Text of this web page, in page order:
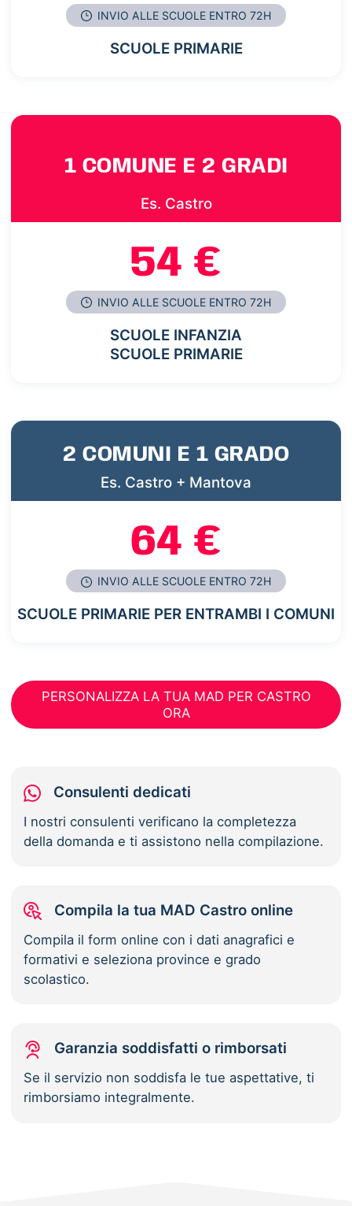
INVIO ALLE SCUOLE ENTRO 72H
SCUOLE PRIMARIE
1 COMUNE E 2 GRADI
Es. Castro
54 €
INVIO ALLE SCUOLE ENTRO 72H
SCUOLE INFANZIA
SCUOLE PRIMARIE
2 COMUNI E 1 GRADO
Es. Castro + Mantova
64 €
INVIO ALLE SCUOLE ENTRO 72H
SCUOLE PRIMARIE PER ENTRAMBI I COMUNI
PERSONALIZZA LA TUA MAD PER CASTRO
ORA
Consulenti dedicati
I nostri consulenti verificano la completezza
della domanda e ti assistono nella compilazione.
Compila la tua MAD Castro online
Compila il form online con i dati anagrafici e
formativi e seleziona province e grado
scolastico.
Garanzia soddisfatti o rimborsati
Se il servizio non soddisfa le tue aspettative, ti
rimborsiamo integralmente.